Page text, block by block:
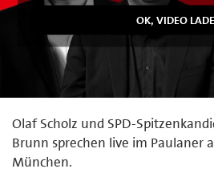
Olaf Scholz und SPD-
Brunn sprechen live im Paulaner
München.